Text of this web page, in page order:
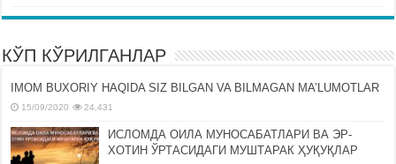
КЎП КЎРИЛГАНЛАР
IMOM BUXORIY HAQIDA SIZ BILGAN VA BILMAGAN MA’LUMOTLAR
15/09/2020 24,431
ИСЛОМДА ОИЛА МУНОСАБАТЛАРИ ВА ЭР-
ХОТИН ЎРТАСИДАГИ МУШТАРАК ҲУҚУҚЛАР